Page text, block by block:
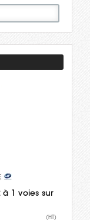
à 1 voies sur
(HT)